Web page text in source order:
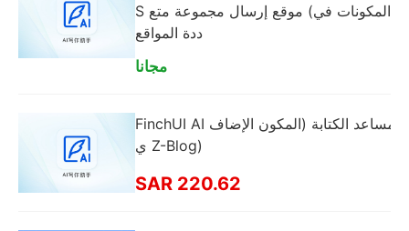
S المكونات في) موقع إرسال مجموعة متع
ددة المواقع
مجانا
FinchUI AI مساعد الكتابة (المكون الإضاف
ي Z-Blog)
SAR 220.62